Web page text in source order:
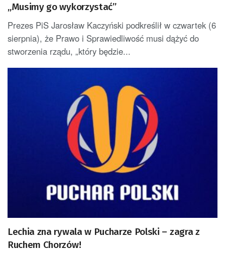
„Musimy go wykorzystać”
Prezes PiS Jarosław Kaczyński podkreślił w czwartek (6
sierpnia), że Prawo i Sprawiedliwość musi dążyć do
stworzenia rządu, „który będzie...
Lechia zna rywala w Pucharze Polski – zagra z
Ruchem Chorzów!